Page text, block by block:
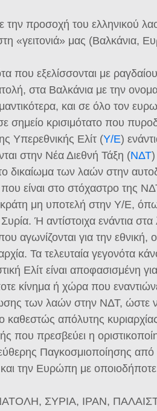
την προσοχή του ελληνικού
στη «γειτονιά» μας
που εξελίσσονται με
στα Βαλκάνια με την
και σε όλο τον
σημείο κρισιμότατο που
Υπερεθνικής Ελίτ (Υ/Ε)
στην Νέα Διεθνή Τάξη (ΝΔΤ)
δικαίωμα των λαών στην
είναι στο στόχαστρο της
μη υποτελή στην Υ/Ε,
Ή αντίστοιχα ενάντια
αγωνίζονται για την εθνική,
Τα τελευταία γεγονότα
Ελίτ είναι αποφασισμένη
κίνημα ή χώρα που
των λαών στην ΝΔΤ, ώστε
καθεστώς απόλυτης
που πρεσβεύει η
Παγκοσμιοποίησης
την Ευρώπη με
ΣΥΡΙΑ, ΙΡΑΝ,